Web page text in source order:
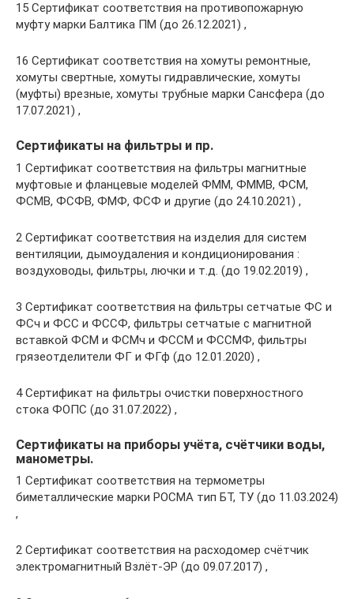
15 Сертификат соответствия на противопожарную
муфту марки Балтика ПМ (до 26.12.2021) ,
16 Сертификат соответствия на хомуты ремонтные,
хомуты свертные, хомуты гидравлические, хомуты
(муфты) врезные, хомуты трубные марки Сансфера (до
17.07.2021) ,
Сертификаты на фильтры и пр.
1 Сертификат соответствия на фильтры магнитные
муфтовые и фланцевые моделей ФММ, ФММВ, ФСМ,
ФСМВ, ФСФВ, ФМФ, ФСФ и другие (до 24.10.2021) ,
2 Сертификат соответствия на изделия для систем
вентиляции, дымоудаления и кондиционирования :
воздуховоды, фильтры, лючки и т.д. (до 19.02.2019) ,
3 Сертификат соответствия на фильтры сетчатые ФС и
ФСч и ФСС и ФССФ, фильтры сетчатые с магнитной
вставкой ФСМ и ФСМч и ФССМ и ФССМФ, фильтры
грязеотделители ФГ и ФГф (до 12.01.2020) ,
4 Сертификат на фильтры очистки поверхностного
стока ФОПС (до 31.07.2022) ,
Сертификаты на приборы учёта, счётчики воды,
манометры.
1 Сертификат соответствия на термометры
биметаллические марки РОСМА тип БТ, ТУ (до 11.03.2024)
,
2 Сертификат соответствия на расходомер счётчик
электромагнитный Взлёт-ЭР (до 09.07.2017) ,